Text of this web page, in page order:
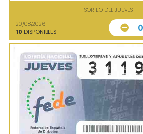
SORTEO DEL JUEVES
20/08/2026
10 DISPONIBLES 0